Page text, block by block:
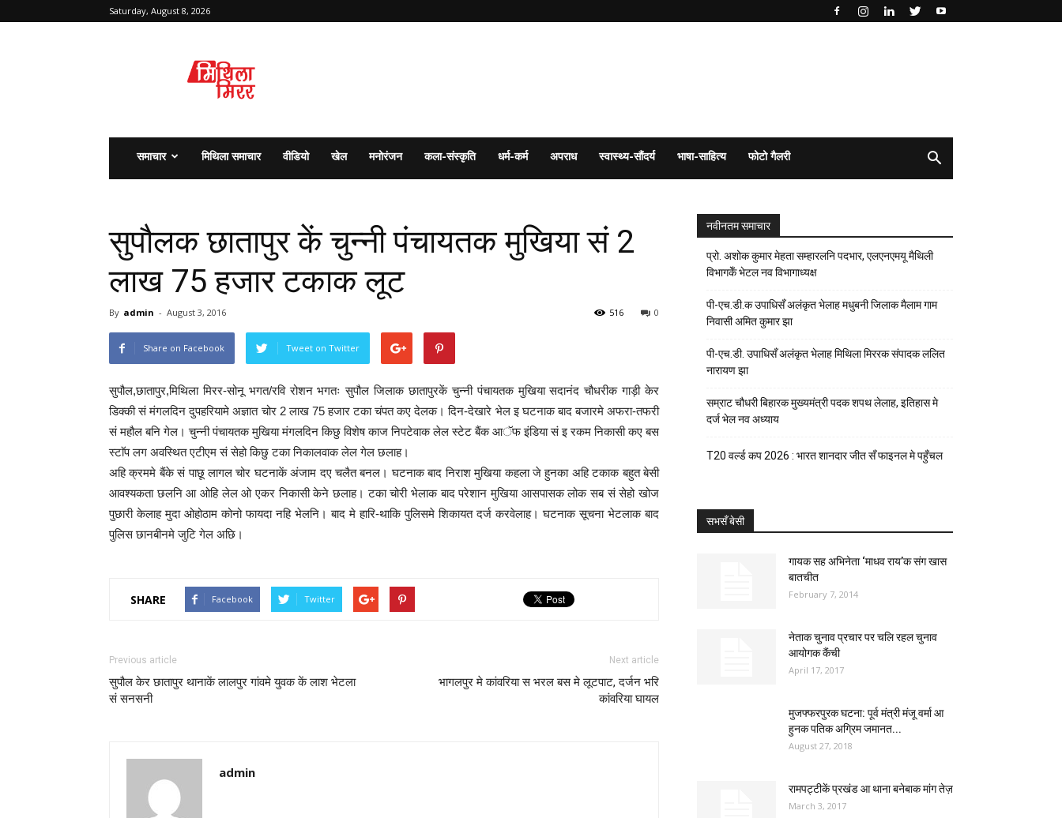
Saturday, August 8, 2026
समाचार मिथिला समाचार वीडियो खेल मनोरंजन कला-संस्कृति धर्म-कर्म अपराध स्वास्थ्य-सौंदर्य भाषा-साहित्य फोटो गैलरी
सुपौलक छातापुर कें चुन्नी पंचायतक मुखिया सं 2
लाख 75 हजार टकाक लूट
By admin - August 3, 2016 0
516
Share on Facebook Tweet on Twitter
सुपौल,छातापुर,मिथिला मिरर-सोनू भगत/रवि रोशन भगतः सुपौल जिलाक छातापुरकें चुन्नी पंचायतक मुखिया सदानंद चौधरीक गाड़ी केर
डिक्की सं मंगलदिन दुपहरियामे अज्ञात चोर 2 लाख 75 हजार टका चंपत कए देलक। दिन-देखारे भेल इ घटनाक बाद बजारमे अफरा-तफरी
सं महौल बनि गेल। चुन्नी पंचायतक मुखिया मंगलदिन किछु विशेष काज निपटेवाक लेल स्टेट बैंक आॅफ इंडिया सं इ रकम निकासी कए बस
स्टाॅप लग अवस्थित एटीएम सं सेहो किछु टका निकालवाक लेल गेल छलाह।
अहि क्रममे बैंके सं पाछू लागल चोर घटनाकें अंजाम दए चलैत बनल। घटनाक बाद निराश मुखिया कहला जे हुनका अहि टकाक बहुत बेसी
आवश्यकता छलनि आ ओहि लेल ओ एकर निकासी केने छलाह। टका चोरी भेलाक बाद परेशान मुखिया आसपासक लोक सब सं सेहो खोज
पुछारी केलाह मुदा ओहोठाम कोनो फायदा नहि भेलनि। बाद मे हारि-थाकि पुलिसमे शिकायत दर्ज करवेलाह। घटनाक सूचना भेटलाक बाद
पुलिस छानबीनमे जुटि गेल अछि।
SHARE Facebook Twitter
Previous article
सुपौल केर छातापुर थानाकें लालपुर गांवमे युवक कें लाश भेटला
सं सनसनी
Next article
भागलपुर मे कांवरिया स भरल बस मे लूटपाट, दर्जन भरि
कांवरिया घायल
admin
नवीनतम समाचार
प्रो. अशोक कुमार मेहता सम्हारलनि पदभार, एलएनएमयू मैथिली
विभागकेँ भेटल नव विभागाध्यक्ष
पी-एच.डी.क उपाधिसँ अलंकृत भेलाह मधुबनी जिलाक मैलाम गाम
निवासी अमित कुमार झा
पी-एच.डी. उपाधिसँ अलंकृत भेलाह मिथिला मिररक संपादक ललित
नारायण झा
सम्राट चौधरी बिहारक मुख्यमंत्री पदक शपथ लेलाह, इतिहास मे
दर्ज भेल नव अध्याय
T20 वर्ल्ड कप 2026 : भारत शानदार जीत सँ फाइनल मे पहुँचल
सभसँ बेसी
गायक सह अभिनेता ‘माधव राय’क संग खास
बातचीत
February 7, 2014
नेताक चुनाव प्रचार पर चलि रहल चुनाव
आयोगक कैंची
April 17, 2017
मुजफ्फरपुरक घटना: पूर्व मंत्री मंजू वर्मा आ
हुनक पतिक अग्रिम जमानत...
August 27, 2018
रामपट्टीकें प्रखंड आ थाना बनेबाक मांग तेज़
March 3, 2017